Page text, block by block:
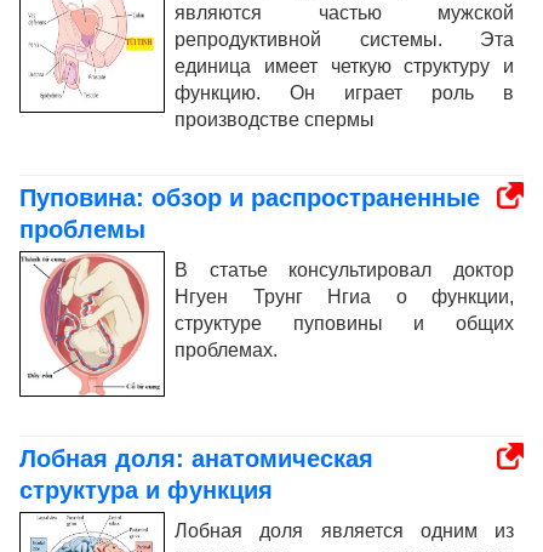
являются частью мужской
репродуктивной системы. Эта
единица имеет четкую структуру и
функцию. Он играет роль в
производстве спермы
Пуповина: обзор и распространенные
проблемы
В статье консультировал доктор
Нгуен Трунг Нгиа о функции,
структуре пуповины и общих
проблемах.
Лобная доля: анатомическая
структура и функция
Лобная доля является одним из